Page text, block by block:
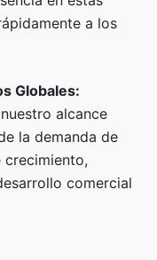
a los
Globales:
alcance
la demanda de
comercial